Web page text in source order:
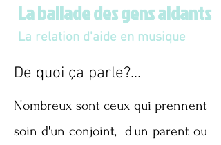
La ballade des gens aidants
La relation d'aide en musique
De quoi ça parle?...
Nombreux sont ceux qui prennent
soin d'un conjoint, d'un parent ou